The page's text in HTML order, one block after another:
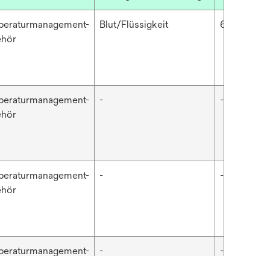
Blut/Flüssigkeit 64 ml
- -
- -
- -